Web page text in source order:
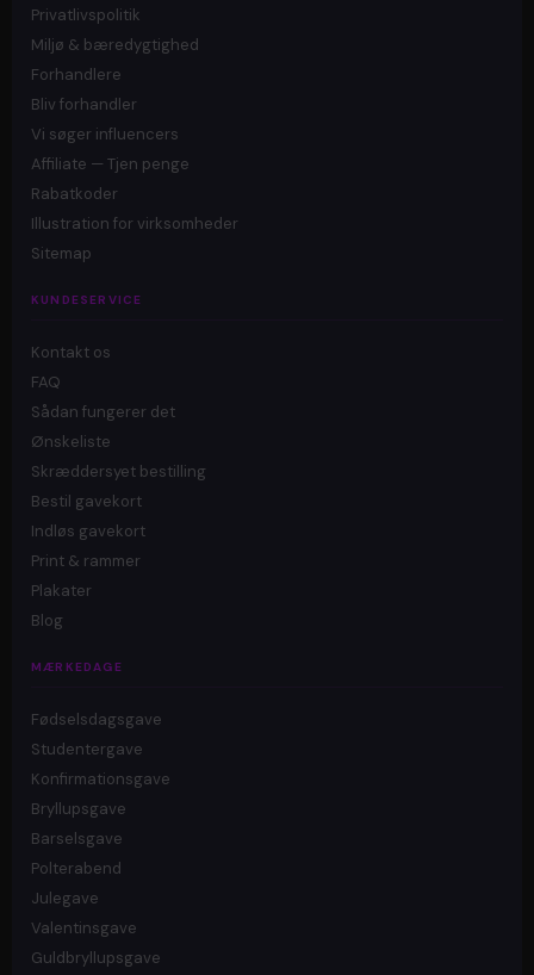
Privatlivspolitik
Miljø & bæredygtighed
Forhandlere
Bliv forhandler
Vi søger influencers
Affiliate — Tjen penge
Rabatkoder
Illustration for virksomheder
Sitemap
KUNDESERVICE
Kontakt os
FAQ
Sådan fungerer det
Ønskeliste
Skræddersyet bestilling
Bestil gavekort
Indløs gavekort
Print & rammer
Plakater
Blog
MÆRKEDAGE
Fødselsdagsgave
Studentergave
Konfirmationsgave
Bryllupsgave
Barselsgave
Polterabend
Julegave
Valentinsgave
Guldbryllupsgave